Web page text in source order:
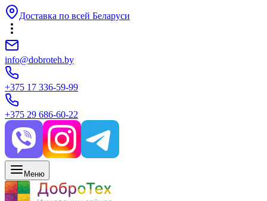
Доставка по всей Беларуси
info@dobroteh.by
+375 17 336-59-99
+375 29 686-60-22
Меню